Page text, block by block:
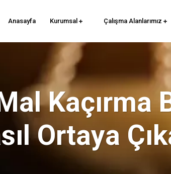
Anasayfa Kurumsal Çalışma Alanlarımız
Kaçırma
Ortaya